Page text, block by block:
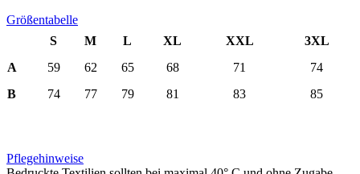
Größentabelle
S
M L XL XXL
3XL
A
59 62 65 68 71
74
B
74 77 79 81 83 85
Pflegehinweise